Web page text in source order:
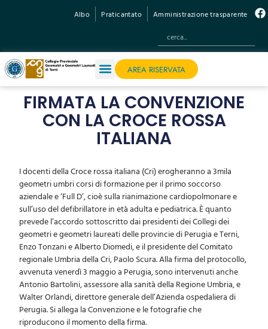
Albo Praticantato Amministrazione trasparente
AREA RISERVATA
FIRMATA LA CONVENZIONE
CON LA CROCE ROSSA
ITALIANA
I docenti della Croce rossa italiana (Cri) erogheranno a 3mila
geometri umbri corsi di formazione per il primo soccorso
aziendale e ‘Full D’, cioè sulla rianimazione cardiopolmonare e
sull’uso del defibrillatore in età adulta e pediatrica. È quanto
prevede l’accordo sottoscritto dai presidenti dei Collegi dei
geometri e geometri laureati delle provincie di Perugia e Terni,
Enzo Tonzani e Alberto Diomedi, e il presidente del Comitato
regionale Umbria della Cri, Paolo Scura. Alla firma del protocollo,
avvenuta venerdì 3 maggio a Perugia, sono intervenuti anche
Antonio Bartolini, assessore alla sanità della Regione Umbria, e
Walter Orlandi, direttore generale dell’Azienda ospedaliera di
Perugia. Si allega la Convenzione e le fotografie che
riproducono il momento della firma.